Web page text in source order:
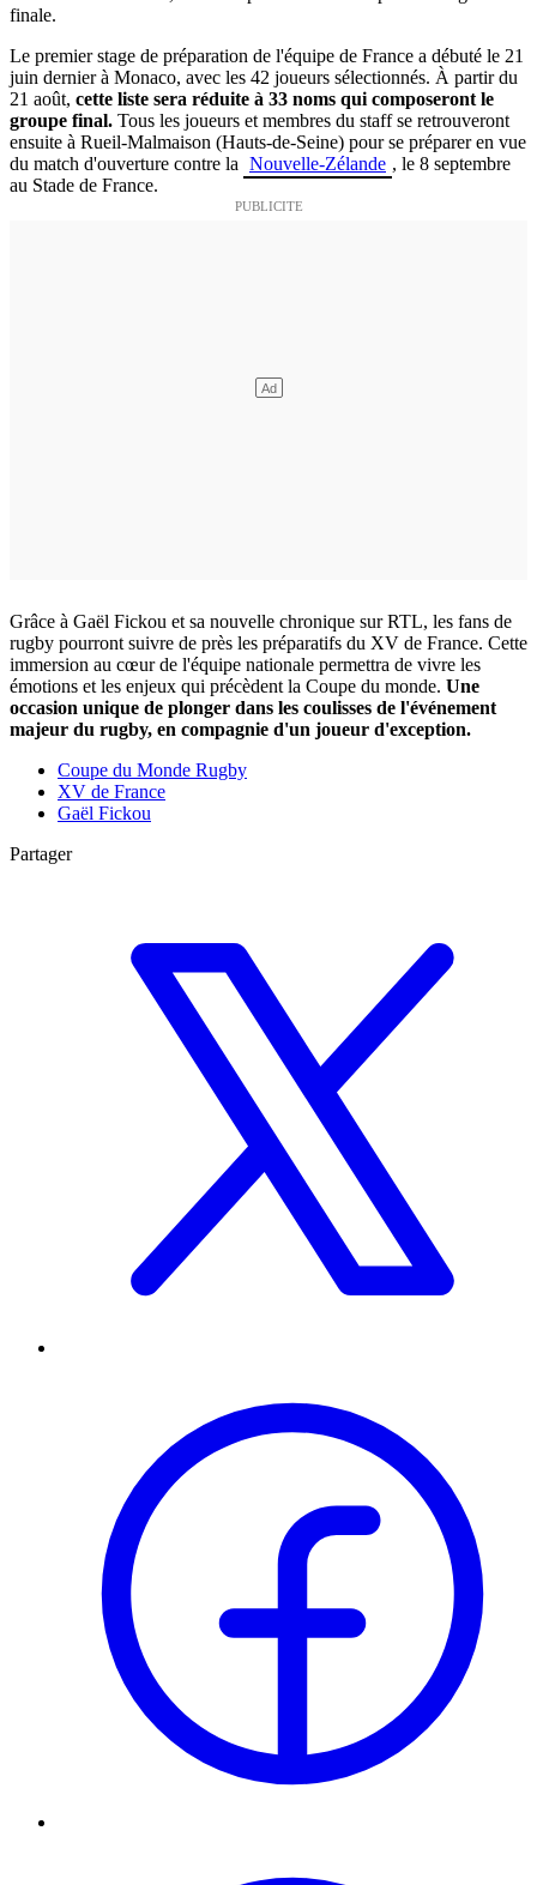
finale.
Le premier stage de préparation de l'équipe de France a débuté le 21
juin dernier à Monaco, avec les 42 joueurs sélectionnés. À partir du
21 août, cette liste sera réduite à 33 noms qui composeront le
groupe final. Tous les joueurs et membres du staff se retrouveront
ensuite à Rueil-Malmaison (Hauts-de-Seine) pour se préparer en vue
du match d'ouverture contre la Nouvelle-Zélande , le 8 septembre
au Stade de France.
Grâce à Gaël Fickou et sa nouvelle chronique sur RTL, les fans de
rugby pourront suivre de près les préparatifs du XV de France. Cette
immersion au cœur de l'équipe nationale permettra de vivre les
émotions et les enjeux qui précèdent la Coupe du monde. Une
occasion unique de plonger dans les coulisses de l'événement
majeur du rugby, en compagnie d'un joueur d'exception.
Coupe du Monde Rugby
XV de France
Gaël Fickou
Partager